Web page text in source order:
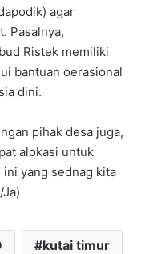
agar
Pasalnya,
Ristek memiliki
bantuan oerasional
dini.
pihak desa juga,
alokasi untuk
ini yang sednag kita
kutai timur